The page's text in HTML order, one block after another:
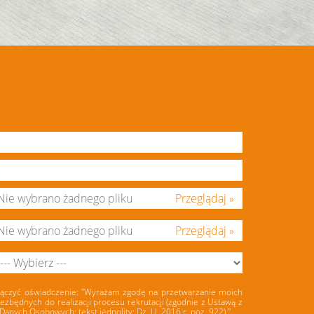
Przeglądaj »
Przeglądaj »
oświadczenie: "Wyrażam zgodę na przetwarzanie moich
do realizacji procesu rekrutacji (zgodnie z Ustawą z